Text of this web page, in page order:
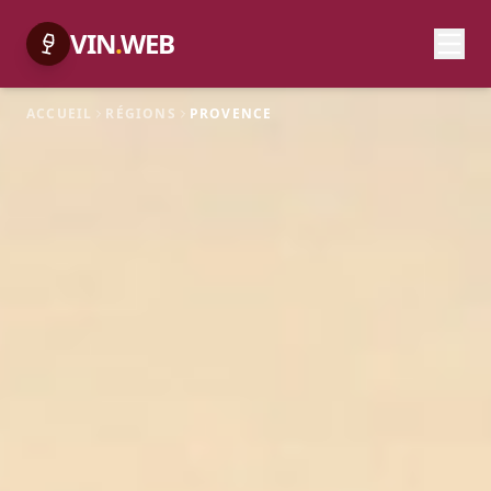
VIN.WEB
ACCUEIL RÉGIONS PROVENCE